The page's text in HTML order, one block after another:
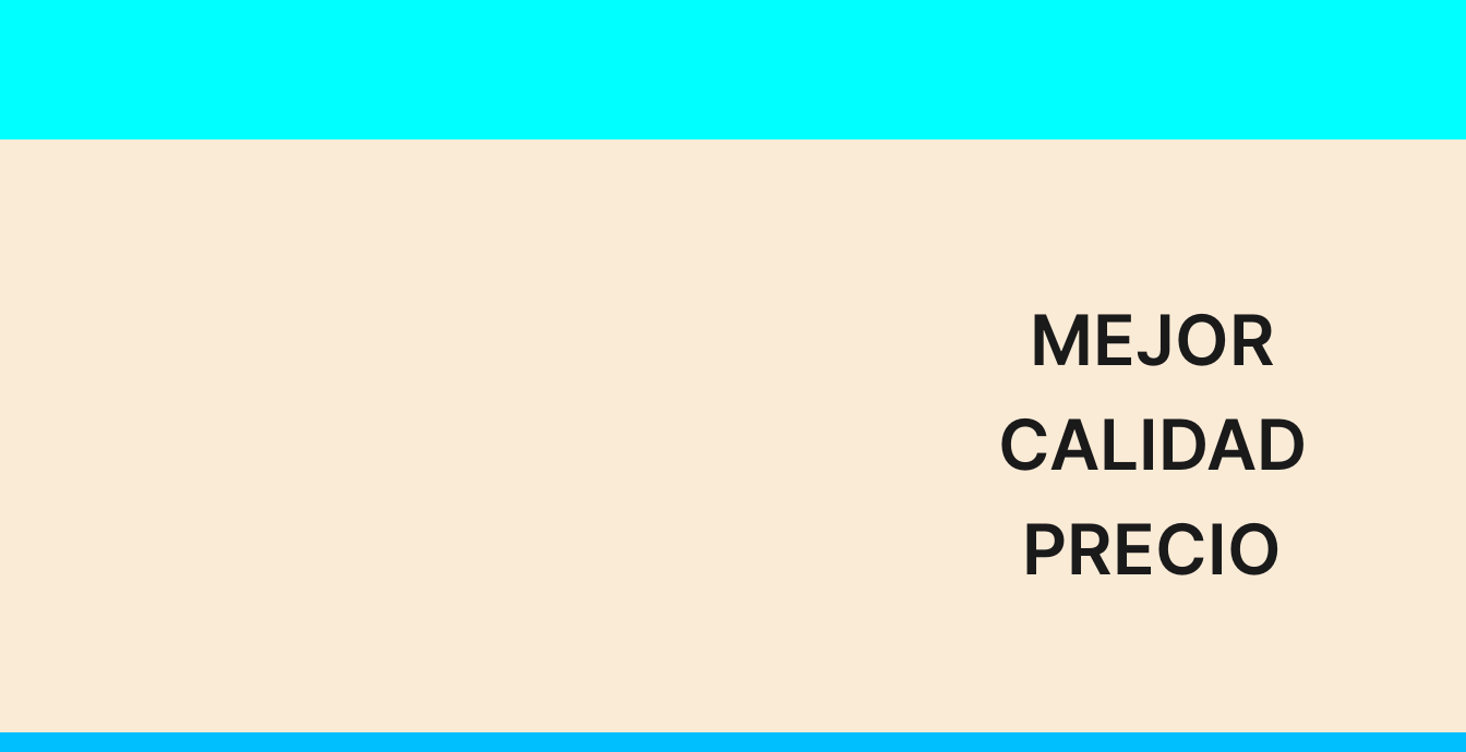
MEJOR
CALIDAD
PRECIO